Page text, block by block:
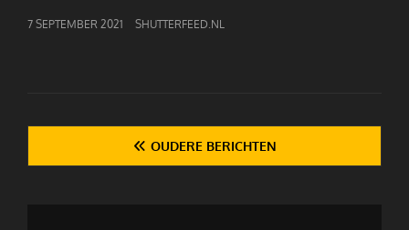
GEPUBLICEERD
7 SEPTEMBER 2021 SHUTTERFEED.NL
Berichten OUDERE BERICHTEN